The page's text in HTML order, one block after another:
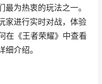
为热衷的玩法之一。
家进行实时对战，体验
在《王者荣耀》中查看
介绍。